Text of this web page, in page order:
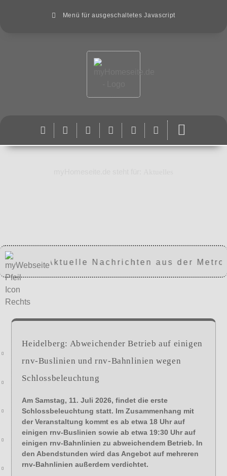
Menü für ausgeschaltetes Javascript
Aktuelle Nachrichten aus der
Heidelberg: Abweichender Betrieb auf einigen
rnv-Buslinien und rnv-Bahnlinien wegen
Schlossbeleuchtung
Am Samstag, 11. Juli 2026, findet die erste
Schlossbeleuchtung statt. Im Zusammenhang mit
der Veranstaltung kommt es ab etwa 18 Uhr auf
einigen rnv-Buslinien sowie ab etwa 19:30 Uhr auf
einigen rnv-Bahnlinien zu abweichendem Betrieb. In
den Abendstunden wird das Angebot auf mehreren
rnv-Bahnlinien außerdem verdichtet.